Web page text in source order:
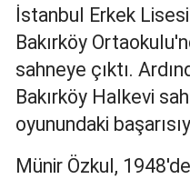
İstanbul Erkek
Bakırköy
sahneye çıktı.
Bakırköy Halkevi
oyunundaki
Münir Özkul,